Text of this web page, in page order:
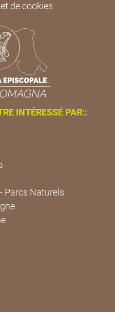
de cookies
INTÉRESSÉ PAR::
Parcs Naturels
de Cammini Emilia-
de Cammini Emilia-
de Cammini Emilia-
Instagram de Cammini